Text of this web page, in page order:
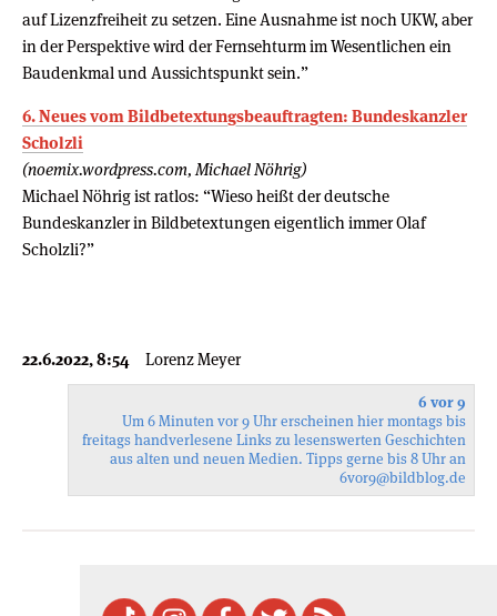
auf Lizenzfreiheit zu setzen. Eine Ausnahme ist noch UKW, aber
in der Perspektive wird der Fernsehturm im Wesentlichen ein
Baudenkmal und Aussichtspunkt sein.”
6. Neues vom Bildbetextungsbeauftragten: Bundeskanzler
Scholzli
(noemix.wordpress.com, Michael Nöhrig)
Michael Nöhrig ist ratlos: “Wieso heißt der deutsche
Bundeskanzler in Bildbetextungen eigentlich immer Olaf
Scholzli?”
22.6.2022, 8:54 Lorenz Meyer
6 vor 9
Um 6 Minuten vor 9 Uhr erscheinen hier montags bis
freitags handverlesene Links zu lesenswerten Geschichten
aus alten und neuen Medien. Tipps gerne bis 8 Uhr an
6vor9@bildblog.de